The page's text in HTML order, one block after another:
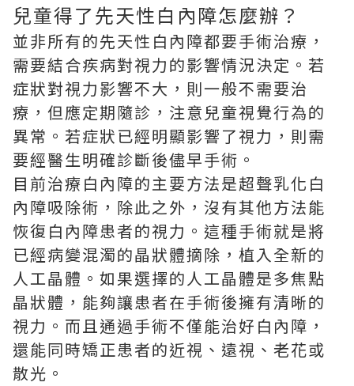
兒童得了先天性白內障怎麼辦？
並非所有的先天性白內障都要手術治療，
需要結合疾病對視力的影響情況決定。若
症狀對視力影響不大，則一般不需要治
療，但應定期隨診，注意兒童視覺行為的
異常。若症狀已經明顯影響了視力，則需
要經醫生明確診斷後儘早手術。
目前治療白內障的主要方法是超聲乳化白
內障吸除術，除此之外，沒有其他方法能
恢復白內障患者的視力。這種手術就是將
已經病變混濁的晶狀體摘除，植入全新的
人工晶體。如果選擇的人工晶體是多焦點
晶狀體，能夠讓患者在手術後擁有清晰的
視力。而且通過手術不僅能治好白內障，
還能同時矯正患者的近視、遠視、老花或
散光。